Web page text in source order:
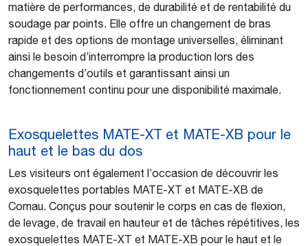
matière de performances, de durabilité et de rentabilité du
soudage par points. Elle offre un changement de bras
rapide et des options de montage universelles, éliminant
ainsi le besoin d’interrompre la production lors des
changements d’outils et garantissant ainsi un
fonctionnement continu pour une disponibilité maximale.
Exosquelettes MATE-XT et MATE-XB pour le
haut et le bas du dos
Les visiteurs ont également l’occasion de découvrir les
exosquelettes portables MATE-XT et MATE-XB de
Comau. Conçus pour soutenir le corps en cas de flexion,
de levage, de travail en hauteur et de tâches répétitives, les
exosquelettes MATE-XT et MATE-XB pour le haut et le